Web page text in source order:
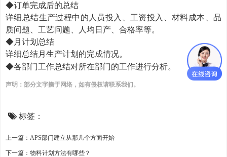
◆订单完成后的总结
详细总结生产过程中的人员投入、工资投入、材料成本、品
质问题、工艺问题、人均日产、合格率等。
◆月计划总结
详细总结月生产计划的完成情况。
◆各部门工作总结对所在部门的工作进行分析。
声明：部分文字摘于网络，如有侵权请联系我们。
标签：
上一篇：APS部门建立从那几个方面开始
下一篇：物料计划方法有哪些？